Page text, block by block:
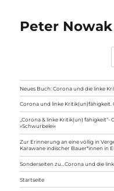
Peter Nowak
Neues Buch: Corona und die linke
Corona und linke Kritik(un)fähigkeit.
„Corona & linke Kritik(un) fähigkeit“-
»Schwurbelei«
Zur Erinnerung an eine völlig in
Karawane indischer Bauer*innen in
Sonderseiten zu…Corona und die
Startseite